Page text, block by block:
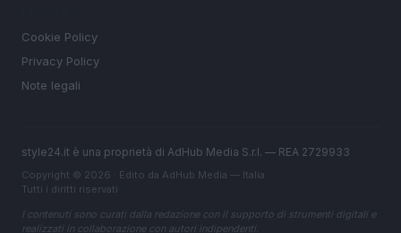
Cookie Policy
Privacy Policy
Note legali
style24.it è una proprietà di AdHub Media S.r.l. — REA 2729933
Copyright © 2026 · Edito da AdHub Media — Italia
Tutti i diritti riservati
I contenuti sono curati dalla redazione con il supporto di strumenti digitali e
realizzati in collaborazione con autori indipendenti.